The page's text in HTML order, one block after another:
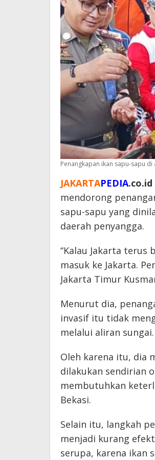
Penangkapan ikan sapu-sapu di
JAKARTAPEDIA.co.id
mendorong
sapu-sapu yang
daerah penyangga.
“Kalau Jakarta
masuk ke Jakarta.
Jakarta Timur
Menurut dia,
invasif itu tidak
melalui aliran sungai.
Oleh karena itu, dia
dilakukan sendirian
membutuhkan
Bekasi.
Selain itu, langkah
menjadi kurang
serupa, karena ikan